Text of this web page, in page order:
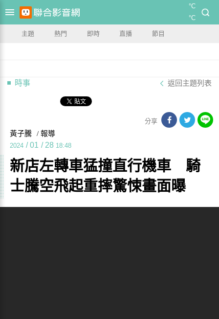
°C
°C
主題 熱門 即時 直播 節目
時事 返回主題列表
分享
黃子騰 / 報導
2024 / 01 / 28 18:48
新店左轉車猛撞直行機車 騎
士騰空飛起重摔驚悚畫面曝